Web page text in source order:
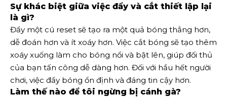
Sự khác biệt giữa việc đẩy và cắt thiết lập lại
là gì?
Đẩy một cú reset sẽ tạo ra một quả bóng thẳng hơn,
dễ đoán hơn và ít xoáy hơn. Việc cắt bóng sẽ tạo thêm
xoáy xuống làm cho bóng nổi và bật lên, giúp đối thủ
của bạn tấn công dễ dàng hơn. Đối với hầu hết người
chơi, việc đẩy bóng ổn định và đáng tin cậy hơn.
Làm thế nào để tôi ngừng bị cánh gà?